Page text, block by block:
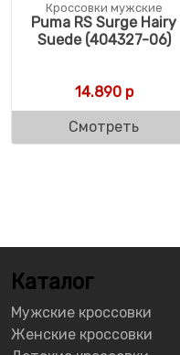
Кроссовки мужские
Puma RS Surge Hairy
Suede (404327-06)
14.890р
Смотреть
Каталог
Мужские кроссовки
Женские кроссовки